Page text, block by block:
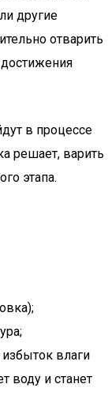
другие
отварить
в процессе
решает, варить
этапа.
влаги
воду и станет